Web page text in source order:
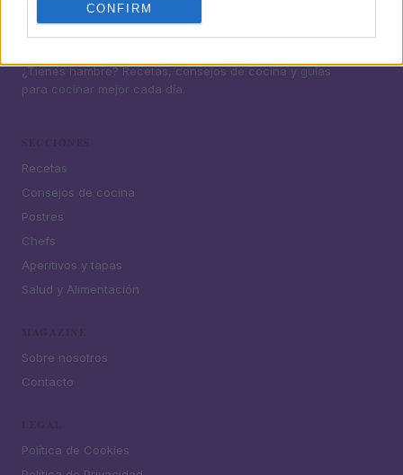
CONFIRM
¿Tienes hambre? Recetas, consejos de cocina y guías
para cocinar mejor cada día.
Recetas
Consejos de cocina
Postres
Chefs
Aperitivos y tapas
Salud y Alimentación
Sobre nosotros
Contacto
Política de Cookies